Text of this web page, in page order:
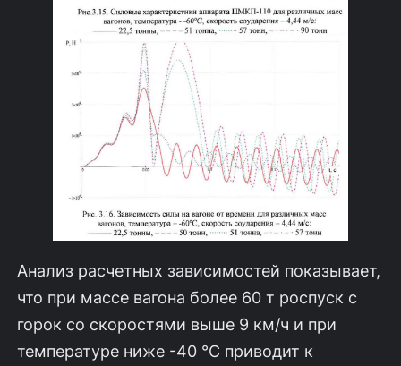
Анализ расчетных зависимостей показывает,
что при массе вагона более 60 т роспуск с
горок со скоростями выше 9 км/ч и при
температуре ниже -40 °С приводит к